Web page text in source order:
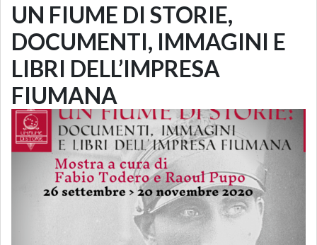
UN FIUME DI STORIE,
DOCUMENTI, IMMAGINI E
LIBRI DELL’IMPRESA
FIUMANA